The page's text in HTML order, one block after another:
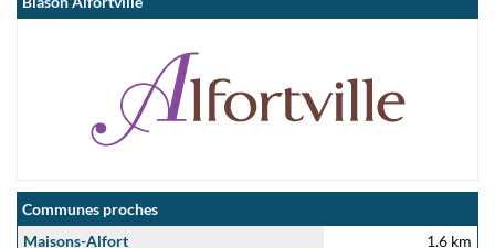
Communes proches
Maisons-Alfort
1.6 km